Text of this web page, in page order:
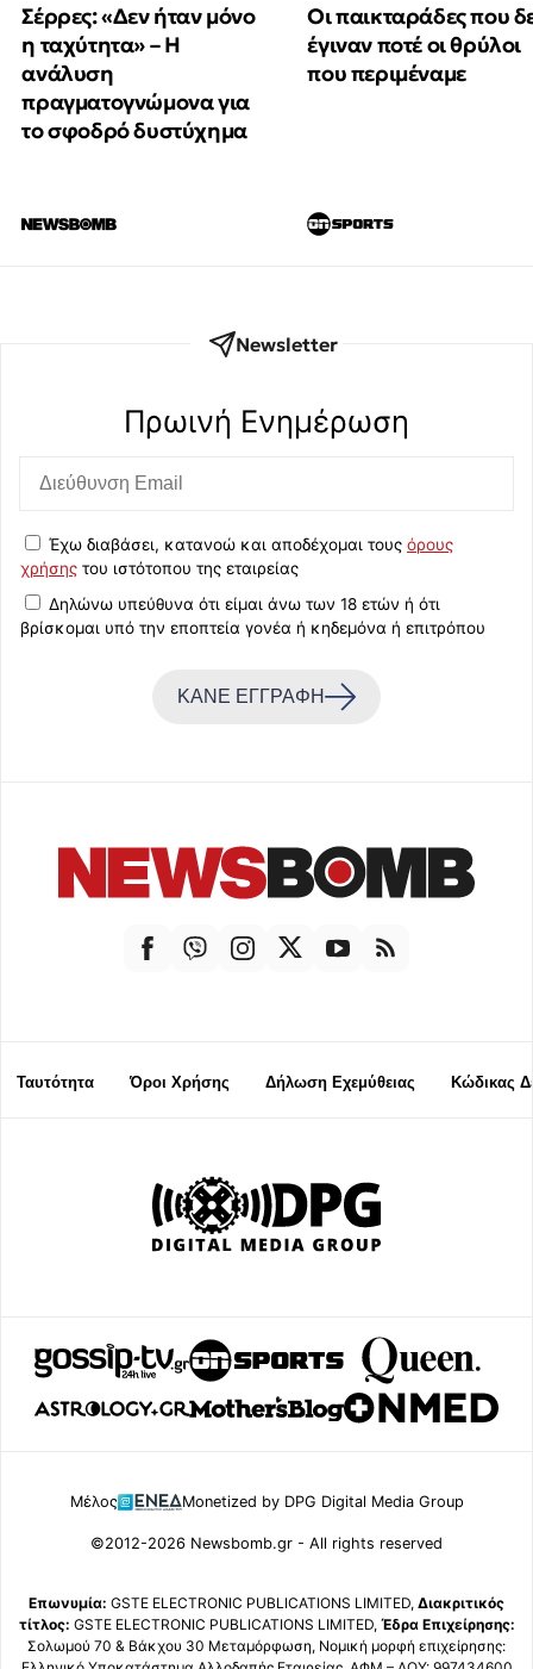
Σέρρες: «Δεν ήταν μόνο
η ταχύτητα» – Η
ανάλυση
πραγματογνώμονα για
το σφοδρό δυστύχημα
Οι παικταράδες που
έγιναν ποτέ οι θρύλοι
που περιμέναμε
Newsletter
Πρωινή Eνημέρωση
Έχω διαβάσει, κατανοώ και αποδέχομαι τους όρους
χρήσης του ιστότοπου της εταιρείας
Δηλώνω υπεύθυνα ότι είμαι άνω των 18 ετών ή ότι
βρίσκομαι υπό την εποπτεία γονέα ή κηδεμόνα ή επιτρόπου
ΚΑΝΕ ΕΓΓΡΑΦΗ
Ταυτότητα Όροι Χρήσης Δήλωση Εχεμύθειας Κώδικας
Μέλος Monetized by DPG Digital Media Group
©2012-2026 Newsbomb.gr - All rights reserved
Επωνυμία: GSTE ELECTRONIC PUBLICATIONS LIMITED, Διακριτικός
τίτλος: GSTE ELECTRONIC PUBLICATIONS LIMITED, Έδρα Επιχείρησης:
Σολωμού 70 & Βάκχου 30 Μεταμόρφωση, Νομική μορφή επιχείρησης: